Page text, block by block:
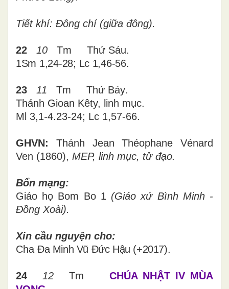
Tiết khí: Đông chí (giữa đông).
22 10 Tm Thứ Sáu.
1Sm 1,24-28; Lc 1,46-56.
23 11 Tm Thứ Bảy.
Thánh Gioan Kêty, linh mục.
Ml 3,1-4.23-24; Lc 1,57-66.
GHVN: Thánh Jean Théophane Vénard
Ven (1860), MEP, linh mục, tử đạo.
Bổn mạng:
Giáo họ Bom Bo 1 (Giáo xứ Bình Minh -
Đồng Xoài).
Xin cầu nguyện cho:
Cha Đa Minh Vũ Đức Hậu (+2017).
24 12 Tm CHÚA NHẬT IV MÙA